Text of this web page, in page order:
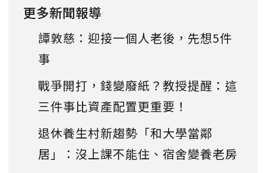
更多新聞報導
譚敦慈：迎接一個人老後，先想5件
事
戰爭開打，錢變廢紙？教授提醒：這
三件事比資產配置更重要！
退休養生村新趨勢「和大學當鄰
居」：沒上課不能住、宿舍變養老房